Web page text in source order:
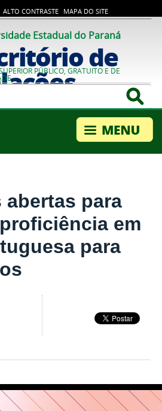
ALTO CONTRASTE MAPA DO SITE
Estadual do Paraná
de
PÚBLICO, GRATUITO E DE
para
em
para